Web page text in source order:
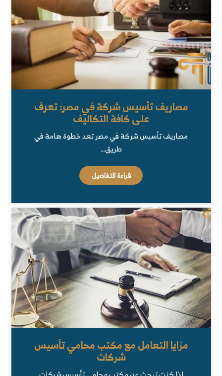
مصاريف تأسيس شركة في مصر: تعرف
على كافة التكاليف
مصاريف تأسيس شركة في مصر تعد خطوة هامة في
طريق…
قراءة التفاصيل
مزايا التعامل مع مكتب محامي تأسيس
شركات